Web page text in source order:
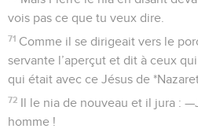
vois pas ce que tu veux dire.
71 Comme il se dirigeait vers le
servante l’aperçut et dit à ceux
qui était avec ce Jésus de
72 Il le nia de nouveau et il jura :
homme !